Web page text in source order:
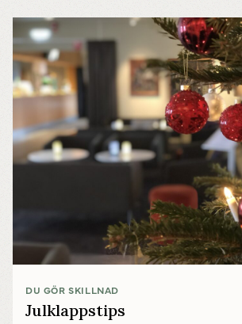
DU GÖR SKILLNAD
Julklappstips